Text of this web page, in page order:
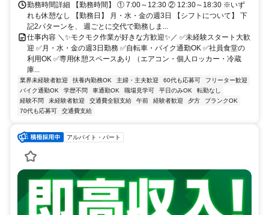
勤務時間詳細 【勤務時間】 ① 7:00～12:30 ② 12:30～18:30 ※いず
れも休憩なし 【勤務日】 月・水・金の週3日 【シフトについて】 下
記2パターンを、 週ごとに交代で勤務しま...
仕事内容 ＼✨モクモク作業が好きな方歓迎✨／ ✅未経験スタート大歓
迎 ✅月・水・金の週3日勤務 ✅自転車・バイク通勤OK ✅社員食堂の
利用OK ✅専用休憩スペースあり （エアコン・個人ロッカー・冷蔵
庫...
業界未経験者歓迎 扶養内勤務OK 主婦・主夫歓迎 60代も応募可
フリーター歓迎
バイク通勤OK
学歴不問 車通勤OK 職場見学可 平日のみOK
転勤なし
経験不問
未経験者歓迎 交通費全額支給 午前 経験者歓迎 夕方
ブランクOK
70代も応募可
交通費支給
アルバイト・パート